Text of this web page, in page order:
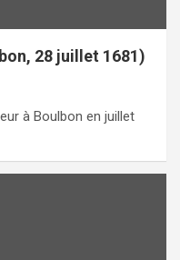
28 juillet 1681)
à Boulbon en juillet